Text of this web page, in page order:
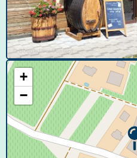
© Google User Content
+
−